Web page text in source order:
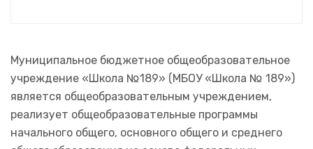
Муниципальное бюджетное общеобразовательное
учреждение «Школа №189» (МБОУ «Школа № 189»)
является общеобразовательным учреждением,
реализует общеобразовательные программы
начального общего, основного общего и среднего